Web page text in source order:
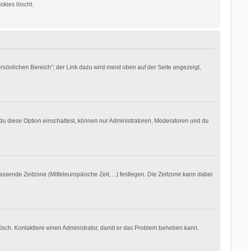
löscht.
Bereich“; der Link dazu wird meist oben auf der Seite angezeigt,
diese Option einschaltest, können nur Administratoren, Moderatoren und du
Zeitzone (Mitteleuropäische Zeit, ...) festlegen. Die Zeitzone kann dabei
Kontaktiere einen Administrator, damit er das Problem beheben kann.